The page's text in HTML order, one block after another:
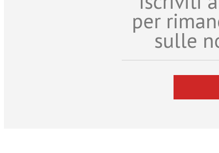
per
sulle